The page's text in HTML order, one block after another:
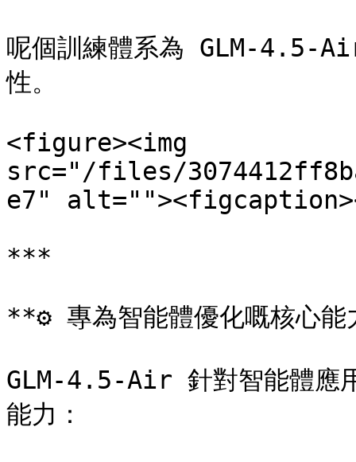
呢個訓練體系為 GLM-4.5-
性。
<figure><img
src="/files/
e7"
***
**⚙️ 專為智能體優化嘅核心
GLM-4.5-Air 針對智能體應
能力：